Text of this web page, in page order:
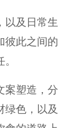
以及日常生
彼此之间的
案塑造，分
绿色，以及